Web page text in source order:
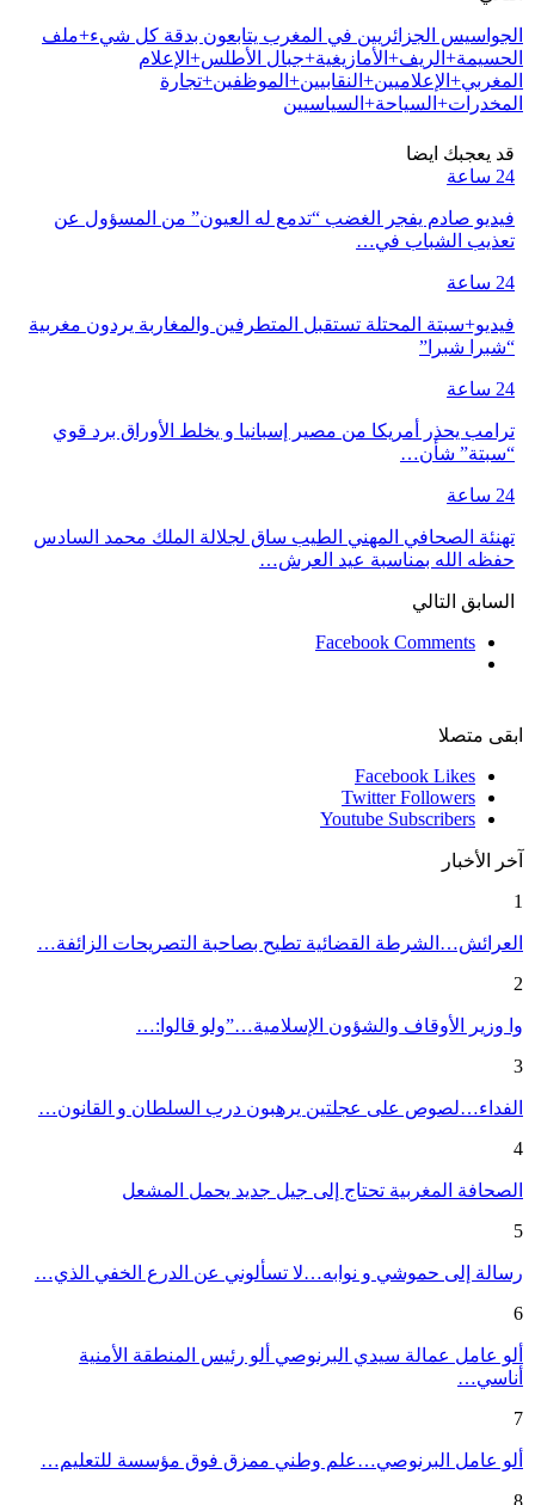
الجواسيس الجزائريين في المغرب يتابعون بدقة كل شيء+ملف
الحسيمة+الريف+الأمازيغية+جبال الأطلس+الإعلام
المغربي+الإعلاميين+النقابيين+الموظفين+تجارة
المخدرات+السياحة+السياسيين
قد يعجبك ايضا
24 ساعة
فيديو صادم يفجر الغضب “تدمع له العيون” من المسؤول عن
تعذيب الشباب في…
24 ساعة
فيديو+سبتة المحتلة تستقبل المتطرفين والمغاربة يردون مغربية
“شبرا شبرا”
24 ساعة
ترامب يحذر أمريكا من مصير إسبانيا و يخلط الأوراق برد قوي
“سبتة” شأن…
24 ساعة
تهنئة الصحافي المهني الطيب ساق لجلالة الملك محمد السادس
حفظه الله بمناسبة عيد العرش…
السابق التالي
Facebook Comments
ابقى متصلا
Facebook Likes
Twitter Followers
Youtube Subscribers
آخر الأخبار
1
العرائش…الشرطة القضائية تطيح بصاحبة التصريحات الزائفة…
2
وا وزير الأوقاف والشؤون الإسلامية…”ولو قالوا:…
3
الفداء…لصوص على عجلتين يرهبون درب السلطان و القانون…
4
الصحافة المغربية تحتاج إلى جيل جديد يحمل المشعل
5
رسالة إلى حموشي و نوابه…لا تسألوني عن الدرع الخفي الذي…
6
ألو عامل عمالة سيدي البرنوصي ألو رئيس المنطقة الأمنية
أناسي…
7
ألو عامل البرنوصي…علم وطني ممزق فوق مؤسسة للتعليم…
8